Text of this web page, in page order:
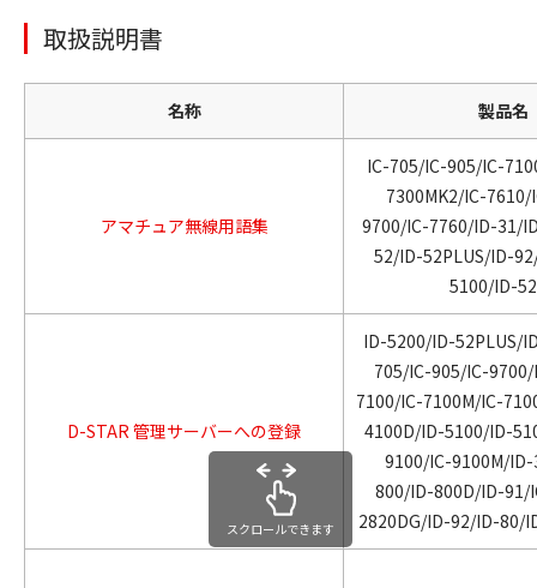
取扱説明書
名称 製品名
アマチュア無線用語集
IC-705/IC-905/IC-
7300MK2/IC-
9700/IC-7760/ID-31/
52/ID-52PLUS/ID-
5100/ID-
D-STAR 管理サーバーへの登録
ID-5200/ID-52PLUS/
705/IC-905/IC-
7100/IC-7100M/IC-
4100D/ID-5100/ID-
9100/IC-9100M/
800/ID-800D/ID-91/
2820DG/ID-92/ID-80/
スクロールできます